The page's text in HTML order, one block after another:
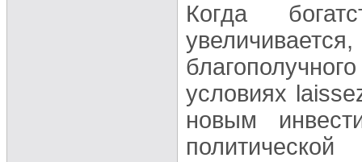
Когда
условиях
новым